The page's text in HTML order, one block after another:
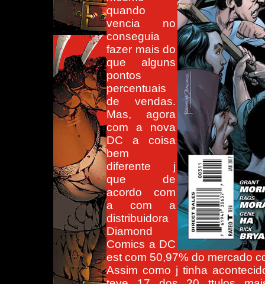
quando
vencia no
conseguia
fazer mais do
que alguns
pontos
percentuais
de vendas.
Mas, agora
com a nova
DC a coisa
bem
diferente j
que de
acordo com
a com a
distribuidora
Diamond
Comics a DC
est com 50,97% do mercado
Assim como j tinha